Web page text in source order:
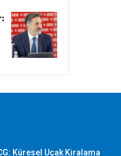
Küresel Uçak Kiralama